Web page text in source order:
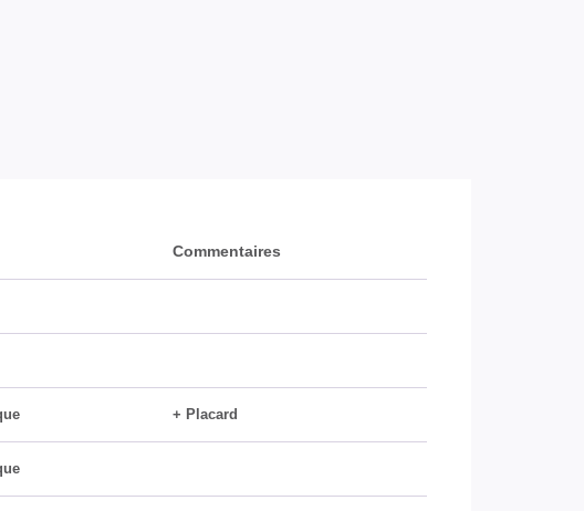
Commentaires
+ Placard